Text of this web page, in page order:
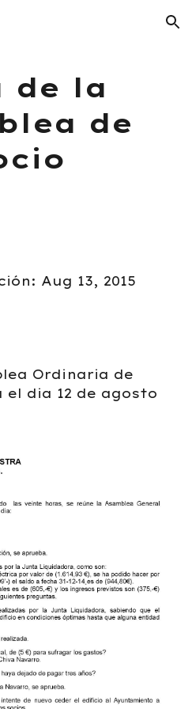
Skip to navigation
de la
de
Aug 13, 2015
Ordinaria de
el dia 12 de agosto